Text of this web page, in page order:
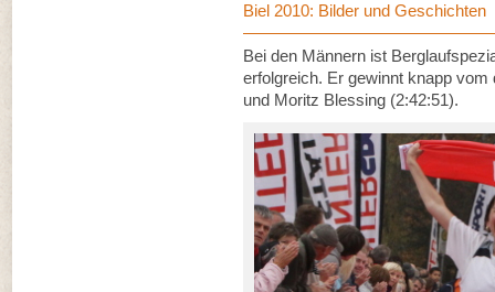
Biel 2010: Bilder und Geschichten
Bei den Männern ist
erfolgreich. Er gewinnt knapp
und Moritz Blessing (2:42:51).